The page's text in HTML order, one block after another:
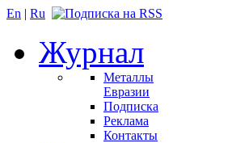
En | Ru
Журнал
Металлы
Евразии
Подписка
Реклама
Контакты